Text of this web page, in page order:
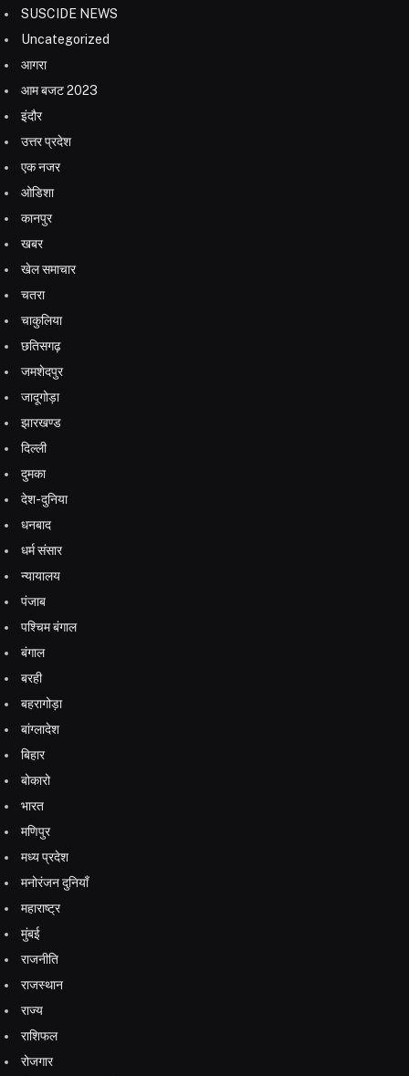
SUSCIDE NEWS
Uncategorized
आगरा
आम बजट 2023
इंदौर
उत्तर प्रदेश
एक नजर
ओडिशा
कानपुर
खबर
खेल समाचार
चतरा
चाकुलिया
छतिसगढ़
जमशेदपुर
जादूगोड़ा
झारखण्ड
दिल्ली
दुमका
देश-दुनिया
धनबाद
धर्म संसार
न्यायालय
पंजाब
पश्चिम बंगाल
बंगाल
बरही
बहरागोड़ा
बांग्लादेश
बिहार
बोकारो
भारत
मणिपुर
मध्य प्रदेश
मनोरंजन दुनियाँ
महाराष्ट्र
मुंबई
राजनीति
राजस्थान
राज्य
राशिफल
रोजगार